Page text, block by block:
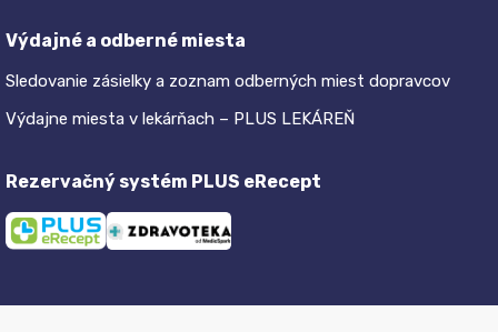
Výdajné a odberné miesta
Sledovanie zásielky a zoznam odberných miest dopravcov
Výdajne miesta v lekárňach – PLUS LEKÁREŇ
Rezervačný systém PLUS eRecept